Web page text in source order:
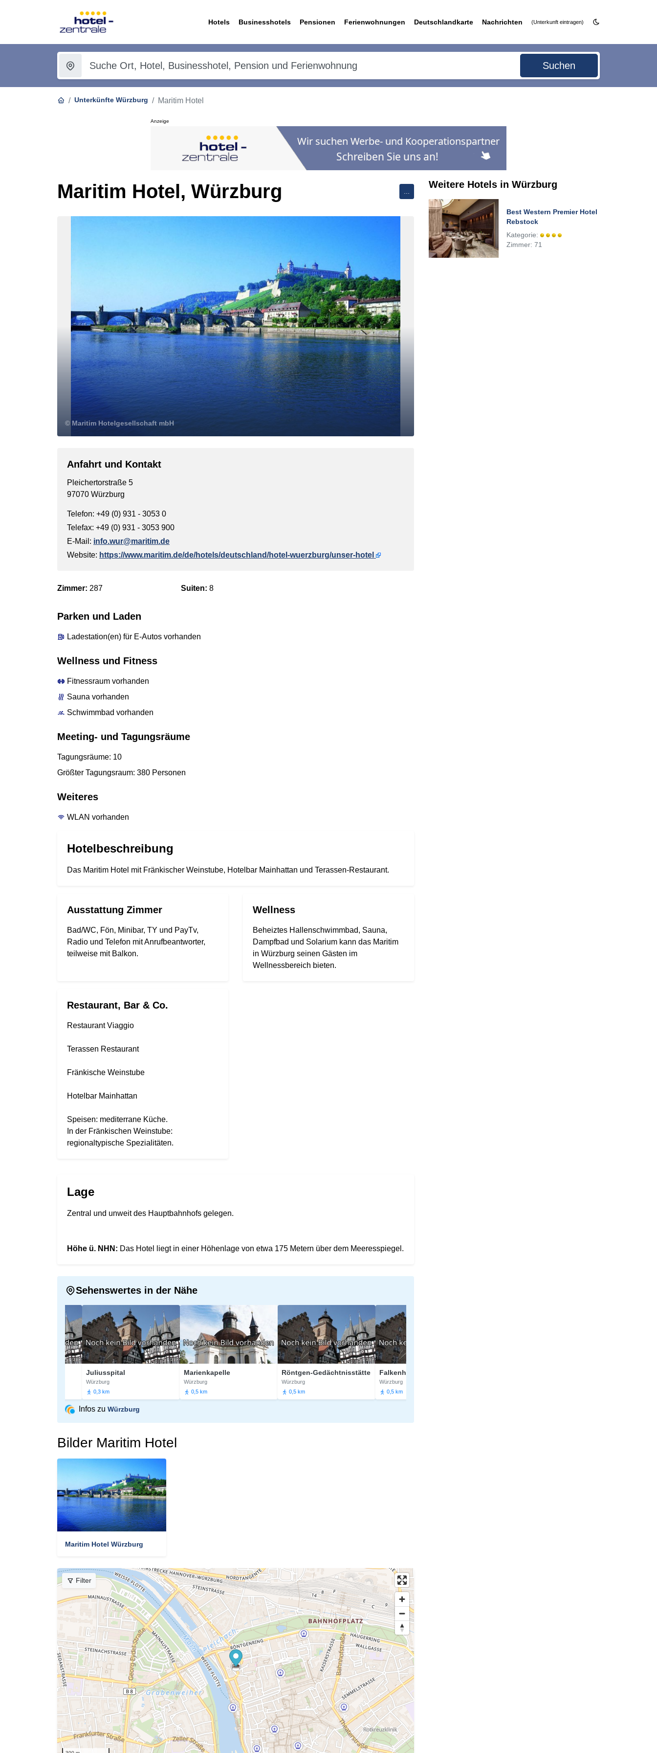
Hotels Businesshotels Pensionen Ferienwohnungen Deutschlandkarte Nachrichten (Unterkunft eintragen)
Suchen
Unterkünfte Würzburg Maritim Hotel
Anzeige
Maritim Hotel, Würzburg
© Maritim Hotelgesellschaft mbH
Anfahrt und Kontakt
Pleichertorstraße 5
97070 Würzburg
Telefon: +49 (0) 931 - 3053 0
Telefax: +49 (0) 931 - 3053 900
E-Mail: info.wur@maritim.de
Website: https://www.maritim.de/de/hotels/deutschland/hotel-wuerzburg/unser-hotel
Zimmer: 287 Suiten: 8
Parken und Laden
Ladestation(en) für E-Autos vorhanden
Wellness und Fitness
Fitnessraum vorhanden
Sauna vorhanden
Schwimmbad vorhanden
Meeting- und Tagungsräume
Tagungsräume: 10
Größter Tagungsraum: 380 Personen
Weiteres
WLAN vorhanden
Hotelbeschreibung
Das Maritim Hotel mit Fränkischer Weinstube, Hotelbar Mainhattan und Terassen-Restaurant.
Ausstattung Zimmer
Bad/WC, Fön, Minibar, TY und PayTv,
Radio und Telefon mit Anrufbeantworter,
teilweise mit Balkon.
Wellness
Beheiztes Hallenschwimmbad, Sauna,
Dampfbad und Solarium kann das Maritim
in Würzburg seinen Gästen im
Wellnessbereich bieten.
Restaurant, Bar & Co.
Restaurant Viaggio
Terassen Restaurant
Fränkische Weinstube
Hotelbar Mainhattan
Speisen: mediterrane Küche.
In der Fränkischen Weinstube:
regionaltypische Spezialitäten.
Lage
Zentral und unweit des Hauptbahnhofs gelegen.
Höhe ü. NHN: Das Hotel liegt in einer Höhenlage von etwa 175 Metern über dem Meeresspiegel.
Sehenswertes in der Nähe
Juliusspital
Würzburg
0,3 km
Marienkapelle
Würzburg
0,5 km
Röntgen-Gedächtnisstätte
Würzburg
0,5 km
Falkenhaus
Würzburg
0,5 km
Infos zu Würzburg
Bilder Maritim Hotel
Maritim Hotel Würzburg
Filter
Weitere Hotels in Würzburg
Best Western Premier Hotel
Rebstock
Kategorie:
Zimmer: 71